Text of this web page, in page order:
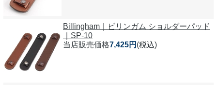
Billingham｜ビリンガム ショルダーパッド
｜SP-10
当店販売価格7,425円 (税込)